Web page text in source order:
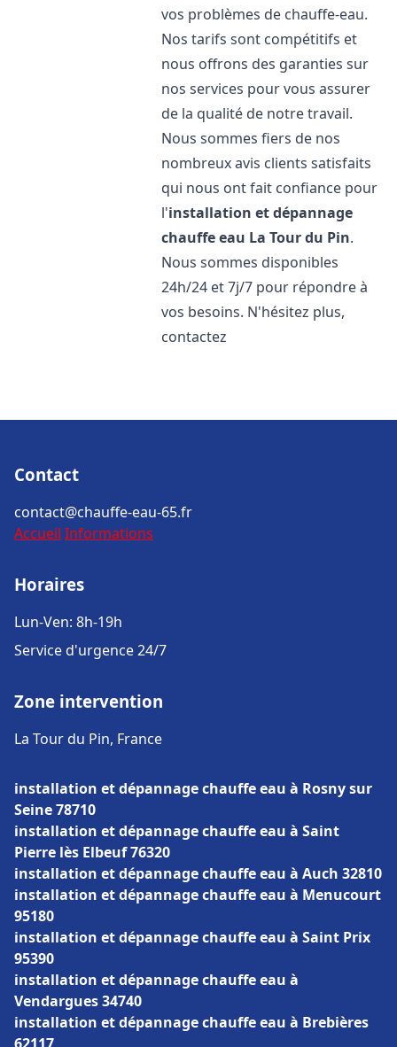
vos problèmes de chauffe-eau.
Nos tarifs sont compétitifs et
nous offrons des garanties sur
nos services pour vous assurer
de la qualité de notre travail.
Nous sommes fiers de nos
nombreux avis clients satisfaits
qui nous ont fait confiance pour
l'installation et dépannage
chauffe eau La Tour du Pin.
Nous sommes disponibles
24h/24 et 7j/7 pour répondre à
vos besoins. N'hésitez plus,
contactez
Contact
contact@chauffe-eau-65.fr
Accueil Informations
Horaires
Lun-Ven: 8h-19h
Service d'urgence 24/7
Zone intervention
La Tour du Pin, France
installation et dépannage chauffe eau à Rosny sur
Seine 78710
installation et dépannage chauffe eau à Saint
Pierre lès Elbeuf 76320
installation et dépannage chauffe eau à Auch 32810
installation et dépannage chauffe eau à Menucourt
95180
installation et dépannage chauffe eau à Saint Prix
95390
installation et dépannage chauffe eau à
Vendargues 34740
installation et dépannage chauffe eau à Brebières